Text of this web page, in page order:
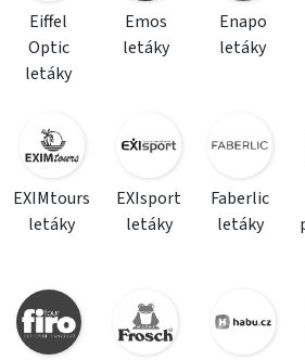
Eiffel
Optic
letáky
Emos
letáky
Enapo
letáky
EXIMtours
letáky
EXIsport
letáky
Faberlic
letáky